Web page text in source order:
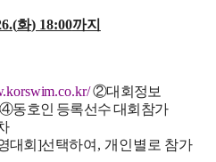
화) 18:00까지
②대회정보
④동호인 등록선수 대회참가
대회 ]선택하여 , 개인별로 참가